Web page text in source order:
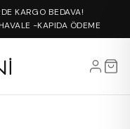
KARGO BEDAVA!
-KAPIDA ÖDEME